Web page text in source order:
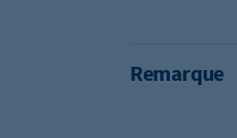
Remarque